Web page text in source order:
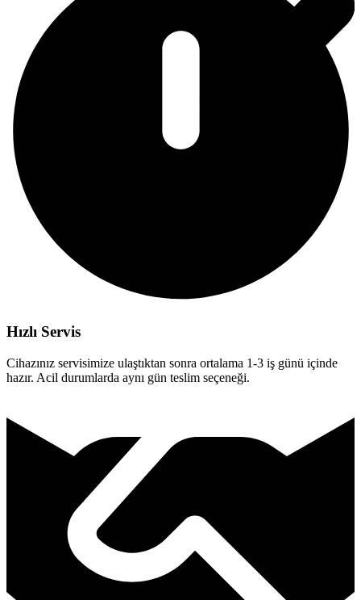
Hızlı Servis
Cihazınız servisimize ulaştıktan sonra ortalama 1-3 iş günü içinde
hazır. Acil durumlarda aynı gün teslim seçeneği.